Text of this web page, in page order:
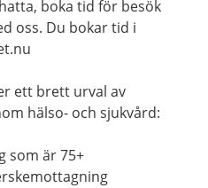
boka tid för besök
oss. Du bokar tid i
ett brett urval av
hälso- och sjukvård:
som är 75+